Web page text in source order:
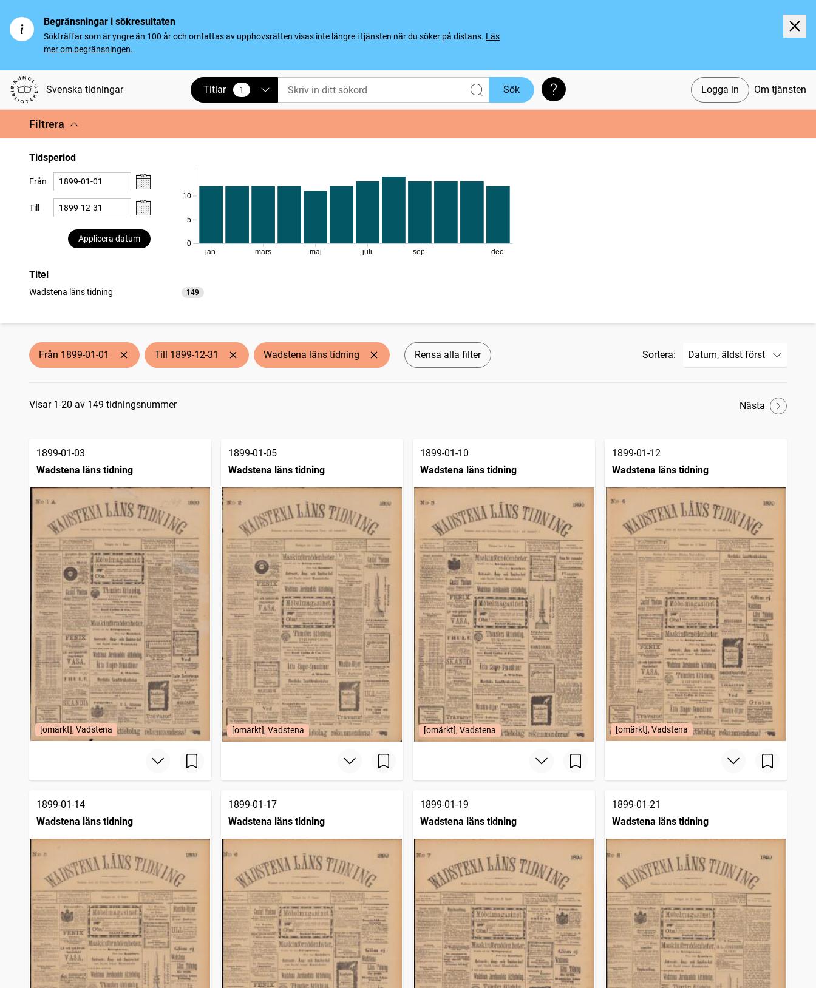
Begränsningar i sökresultaten
Sökträffar som är yngre än 100 år och omfattas av upphovsrätten visas inte längre i tjänsten när du söker på distans. Läs
mer om begränsningen.
Svenska tidningar Logga in Om tjänsten
Titlar 1
vald Sök Söktips
Filtrera
Tidsperiod
Från
Till
Applicera datum
0
5
10
jan. mars maj juli sep. dec.
Titel
Wadstena läns tidning 149
träffar
Från 1899-01-01 Till 1899-12-31 Wadstena läns tidning Rensa alla filter Sortera:
Sökresultat
Visar 1-20 av 149 tidningsnummer Nästa
1899-01-03
Wadstena läns tidning
[omärkt], Vadstena
1899-01-05
Wadstena läns tidning
[omärkt], Vadstena
1899-01-10
Wadstena läns tidning
[omärkt], Vadstena
1899-01-12
Wadstena läns tidning
[omärkt], Vadstena
1899-01-14
Wadstena läns tidning
1899-01-17
Wadstena läns tidning
1899-01-19
Wadstena läns tidning
1899-01-21
Wadstena läns tidning